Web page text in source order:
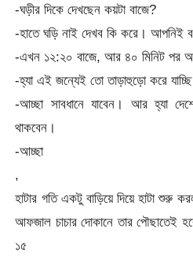
-ঘড়ীর দিকে দেখছেন কয়টা বাজে?
-হাতে ঘড়ি নাই দেখব কি করে। আপনিই
-এখন ১২:২০ বাজে, আর ৪০ মিনিট পর
-হ্যা এই জন্যেই তো তাড়াহুড়ো করে
-আচ্ছা সাবধানে যাবেন। আর হ্যা
থাকবেন।
-আচ্ছা
,
হাটার গতি একটু বাড়িয়ে দিয়ে হাটা
আফজাল চাচার দোকানে তার পৌছাতেই
১৫